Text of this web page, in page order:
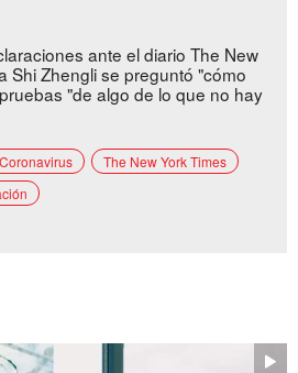
ante el diario The New
Shi Zhengli se preguntó "cómo
"de algo de lo que no hay
Coronavirus
The New York Times